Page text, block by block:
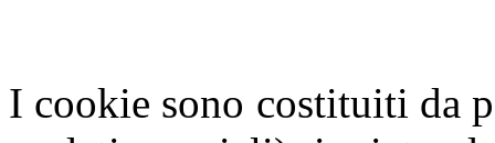
I cookie sono costituiti da